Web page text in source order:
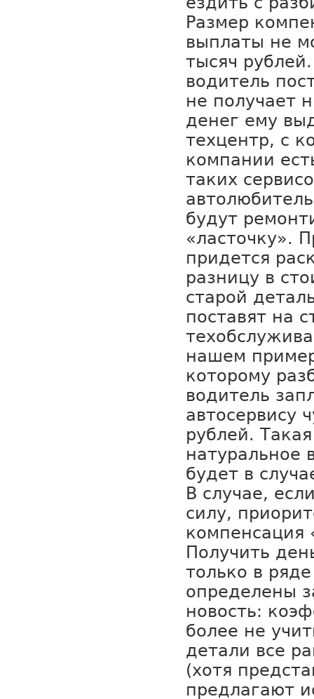
Размер
выплаты не
тысяч
водитель
не получает
денег ему
техцентр, с
компании
таких
будут
«ласточку».
придется
разницу в
старой
поставят на
нашем
которому
водитель
автосервису
рублей.
натуральное
будет в
В случае,
силу,
компенсация
Получить
только в
определены
новость:
более не
детали все
(хотя
предлагают